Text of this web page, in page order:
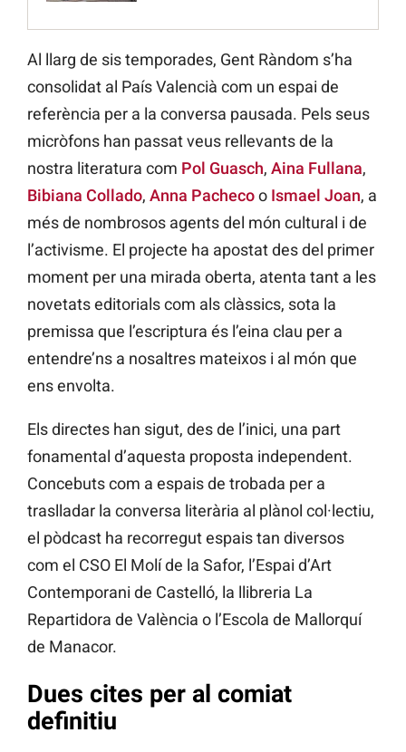
Al llarg de sis temporades, Gent Ràndom s’ha
consolidat al País Valencià com un espai de
referència per a la conversa pausada. Pels seus
micròfons han passat veus rellevants de la
nostra literatura com Pol Guasch, Aina Fullana,
Bibiana Collado, Anna Pachecoo Ismael Joan, a
més de nombrosos agents del món cultural i de
l’activisme. El projecte ha apostat des del primer
moment per una mirada oberta, atenta tant a les
novetats editorials com als clàssics, sota la
premissa que l’escriptura és l’eina clau per a
entendre’ns a nosaltres mateixos i al món que
ens envolta.
Els directes han sigut, des de l’inici, una part
fonamental d’aquesta proposta independent.
Concebuts com a espais de trobada per a
traslladar la conversa literària al plànol col·lectiu,
el pòdcast ha recorregut espais tan diversos
com el CSO El Molí de la Safor, l’Espai d’Art
Contemporani de Castelló, la llibreria La
Repartidora de València o l’Escola de Mallorquí
de Manacor.
Dues cites per al comiat
definitiu